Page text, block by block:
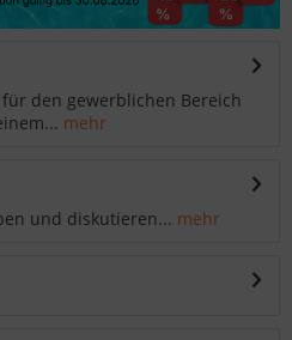
den gewerblichen Bereich
mehr
und diskutieren... mehr